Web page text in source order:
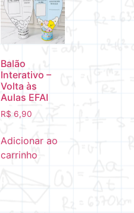
Balão
Interativo –
Volta às
Aulas EFAI
R$ 6,90
Adicionar ao
carrinho